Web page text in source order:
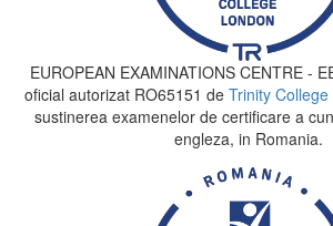
EUROPEAN EXAMINATIONS CENTRE -
oficial autorizat RO65151 de Trinity
sustinerea examenelor de certificare a
engleza, in Romania.